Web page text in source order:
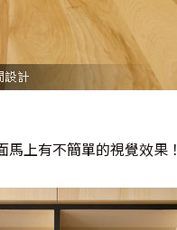
上有不簡單的視覺效果！